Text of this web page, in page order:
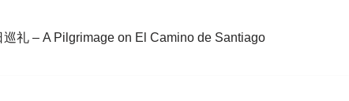
礼 – A Pilgrimage on El Camino de Santiago